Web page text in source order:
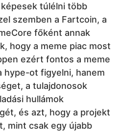
mint csak egy újabb
Král
Král független elemző
aki a
ökoszisztémára
kiemelt
fordítva a Bitcoinra